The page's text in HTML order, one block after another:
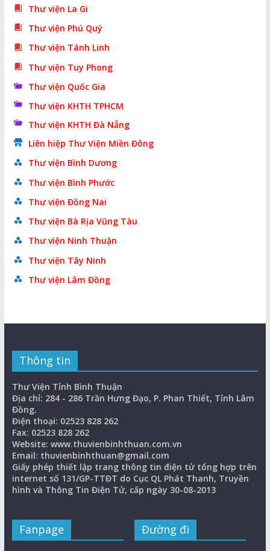
Thư viện La Gi
Thư viện Phú Quý
Thư viện Tánh Linh
Thư viện Tuy Phong
Thư viện Quốc Gia
Thư viện KHTH TPHCM
Thư viện KHTH Đà Nẵng
Liên hiệp Thư Viện Miền Đông
Thư viện Bình Dương
Thư viện Bình Phước
Thư viện Đồng Nai
Thư viện Bà Rịa Vũng Tàu
Thư viện Ninh Thuận
Thư viện Tây Ninh
Thư viện Lâm Đồng
Thông tin
Thư Viện Tỉnh Bình Thuận
Địa chỉ: 284 - 286 Trần Hưng Đạo, P. Phan Thiết, Tỉnh Lâm
Đồng.
Điện thoại: 02523 828 262
Fax: 02523 828 262
Website: www.thuvienbinhthuan.com.vn
Email: thuvienbinhthuan@gmail.com
Giấy phép thiết lập trang thông tin điện tử tổng hợp trên
internet số 131/GP-TTĐT do Cục QL Phát Thanh, Truyền
hình và Thông Tin Điện Tử, cấp ngày 30-08-2013
Fanpage Đường đi